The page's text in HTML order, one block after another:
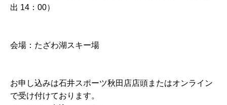
出 14：00）
会場：たざわ湖スキー場
お申し込みは石井スポーツ秋田店店頭またはオンライン
で受け付けております。